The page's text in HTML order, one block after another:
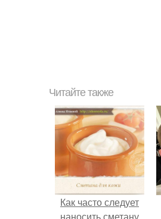
Читайте также
Как часто следует